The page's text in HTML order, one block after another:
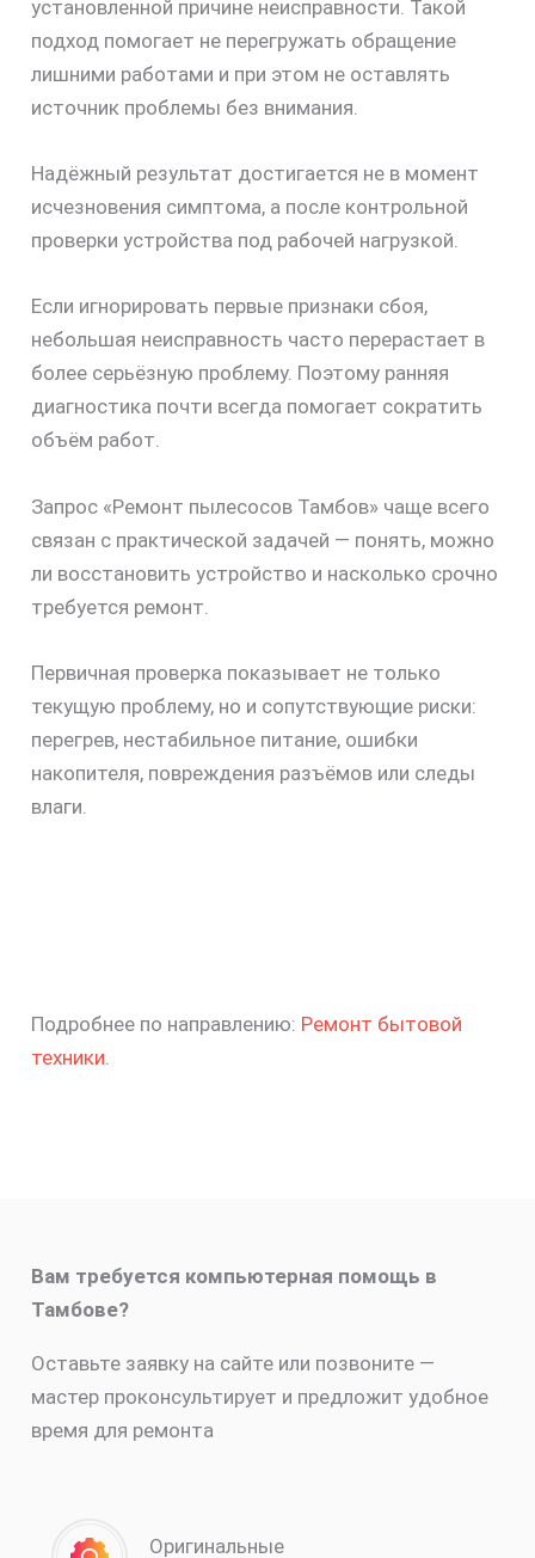
установленной причине неисправности. Такой
подход помогает не перегружать обращение
лишними работами и при этом не оставлять
источник проблемы без внимания.
Надёжный результат достигается не в момент
исчезновения симптома, а после контрольной
проверки устройства под рабочей нагрузкой.
Если игнорировать первые признаки сбоя,
небольшая неисправность часто перерастает в
более серьёзную проблему. Поэтому ранняя
диагностика почти всегда помогает сократить
объём работ.
Запрос «Ремонт пылесосов Тамбов» чаще всего
связан с практической задачей — понять, можно
ли восстановить устройство и насколько срочно
требуется ремонт.
Первичная проверка показывает не только
текущую проблему, но и сопутствующие риски:
перегрев, нестабильное питание, ошибки
накопителя, повреждения разъёмов или следы
влаги.
Подробнее по направлению: Ремонт бытовой
техники.
Вам требуется компьютерная помощь в
Тамбове?
Оставьте заявку на сайте или позвоните —
мастер проконсультирует и предложит удобное
время для ремонта
Оригинальные